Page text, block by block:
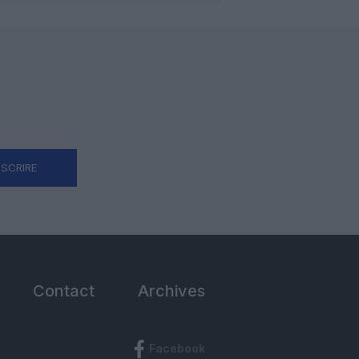
Contact Archives